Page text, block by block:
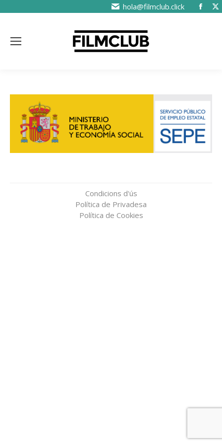
hola@filmclub.click
Condicions d'ús
Política de Privadesa
Política de Cookies